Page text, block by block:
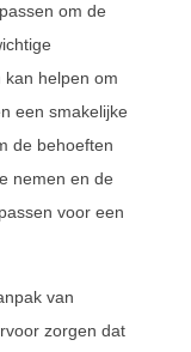
om de
kan helpen om
een smakelijke
de behoeften
nemen en de
voor een
van
zorgen dat